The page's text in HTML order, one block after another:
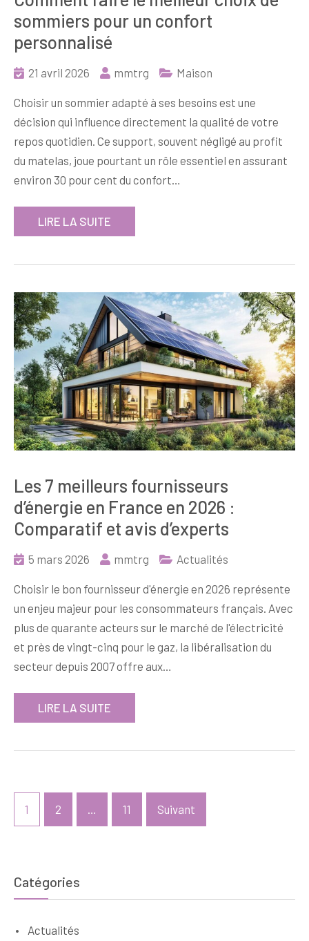
sommiers pour un confort
personnalisé
21 avril 2026 mmtrg Maison
Choisir un sommier adapté à ses besoins est une
décision qui influence directement la qualité de votre
repos quotidien. Ce support, souvent négligé au profit
du matelas, joue pourtant un rôle essentiel en assurant
environ 30 pour cent du confort…
LIRE LA SUITE
Les 7 meilleurs fournisseurs
d’énergie en France en 2026 :
Comparatif et avis d’experts
5 mars 2026 mmtrg Actualités
Choisir le bon fournisseur d'énergie en 2026 représente
un enjeu majeur pour les consommateurs français. Avec
plus de quarante acteurs sur le marché de l'électricité
et près de vingt-cinq pour le gaz, la libéralisation du
secteur depuis 2007 offre aux…
LIRE LA SUITE
Pagination
des1 2 11 Suivant
Catégories
Actualités